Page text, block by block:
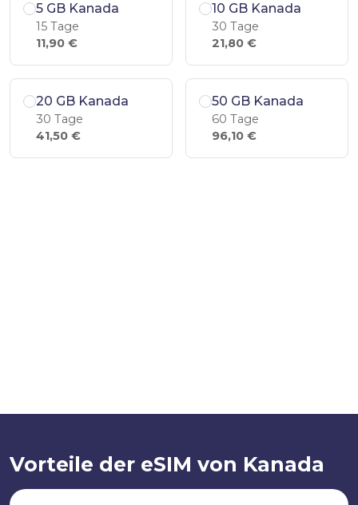
5 GB Kanada
15 Tage
11,90 €
10 GB Kanada
30 Tage
21,80 €
20 GB Kanada
30 Tage
41,50 €
50 GB Kanada
60 Tage
96,10 €
Vorteile der eSIM von Kanada